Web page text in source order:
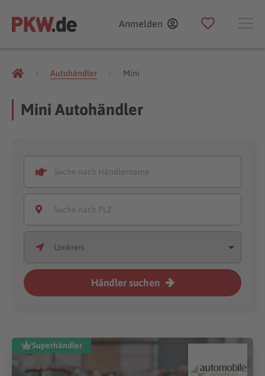
Anmelden
Autohändler Mini
Mini Autohändler
Händler suchen
Superhändler